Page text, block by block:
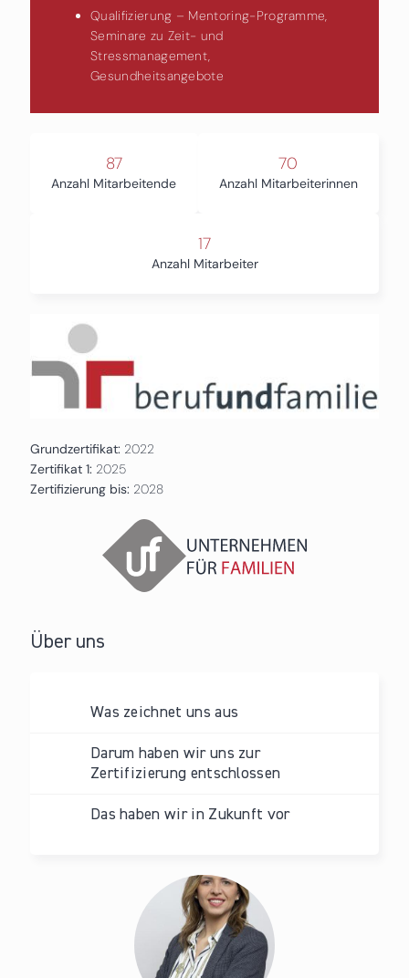
Qualifizierung – Mentoring-Programme,
Seminare zu Zeit- und
Stressmanagement,
Gesundheitsangebote
87
Anzahl Mitarbeitende
70
Anzahl Mitarbeiterinnen
17
Anzahl Mitarbeiter
Grundzertifikat: 2022
Zertifikat 1: 2025
Zertifizierung bis: 2028
Über uns
Was zeichnet uns aus
Darum haben wir uns zur
Zertifizierung entschlossen
Das haben wir in Zukunft vor